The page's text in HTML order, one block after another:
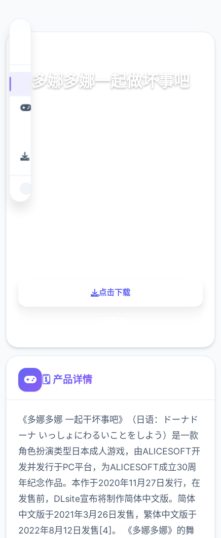
多娜多娜一起做坏事吧
官方中文，中文下载，中文入口，官网入口，
点击下载
🗓️ 产品详情
《多娜多娜 一起干坏事吧》（日语：ドーナド
ーナ いっしょにわるいことをしよう）是一款
角色扮演类型日本成人游戏，由ALICESOFT开
发并发行于PC平台，为ALICESOFT成立30周
年纪念作品。本作于2020年11月27日发行，在
发售前，DLsite宣布将制作简体中文版。简体
中文版于2021年3月26日发售，繁体中文版于
2022年8月12日发售[4]。 《多娜多娜》的舞